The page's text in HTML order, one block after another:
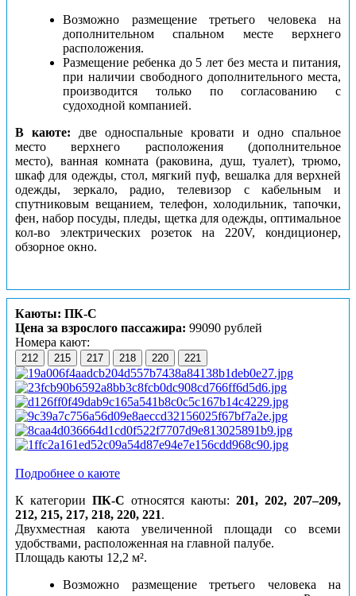
Возможно размещение третьего человека на
дополнительном спальном месте верхнего
расположения.
Размещение ребенка до 5 лет без места и питания,
при наличии свободного дополнительного места,
производится только по согласованию с
судоходной компанией.
В каюте: две односпальные кровати и одно спальное
место верхнего расположения (дополнительное
место), ванная комната (раковина, душ, туалет), трюмо,
шкаф для одежды, стол, мягкий пуф, вешалка для верхней
одежды, зеркало, радио, телевизор с кабельным и
спутниковым вещанием, телефон, холодильник, тапочки,
фен, набор посуды, пледы, щетка для одежды, оптимальное
кол-во электрических розеток на 220V, кондиционер,
обзорное окно.
Каюты: ПК-С
Цена за взрослого пассажира: 99090 рублей
Номера кают:
212 215 217 218 220 221
Подробнее о каюте
К категории ПК-С относятся каюты: 201, 202, 207–209,
212, 215, 217, 218, 220, 221.
Двухместная каюта увеличенной площади со всеми
удобствами, расположенная на главной палубе.
Площадь каюты 12,2 м².
Возможно размещение третьего человека на